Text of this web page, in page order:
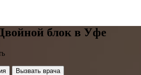
блок в Уфе
Вызвать врача